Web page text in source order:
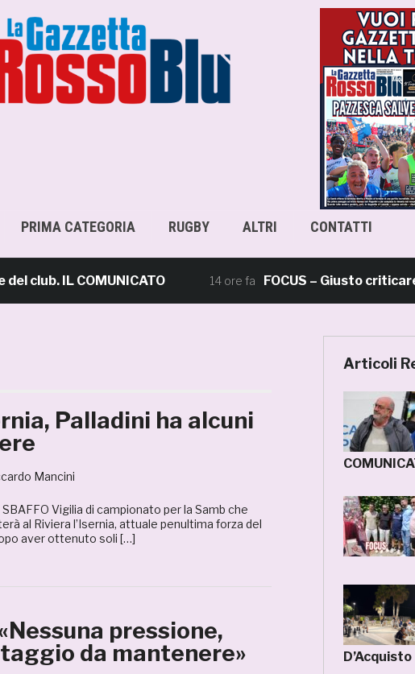
PRIMA CATEGORIA RUGBY ALTRI CONTATTI
IL COMUNICATO 14 ore fa FOCUS – Giusto criticare
Palladini ha alcuni
Mancini
Vigilia di campionato per la Samb che
al Riviera l’Isernia, attuale penultima forza del
aver ottenuto soli […]
pressione,
da mantenere»
Articoli
D’Acquisto